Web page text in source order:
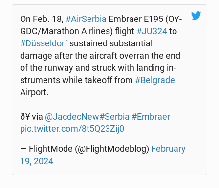
On Feb. 18, #Air­Ser­bia Embraer E195 (OY-
GDC/Ma­ra­thon Air­li­nes) flight #JU324to
#Düs­sel­dorfsu­sta­ined sub­stan­tial
damage after the air­craft overran the end
of the runway and struck with landing in­
stru­ments while takeoff from #Bel­gra­de
Airport.
ð¥ via @Jac­dec­New#Serbia #Embraer
pic.twitter.com/8t5Q23Zij0
— Fli­ght­Mo­de (@Fli­ght­Mo­de­blog) Fe­bru­ary
19, 2024